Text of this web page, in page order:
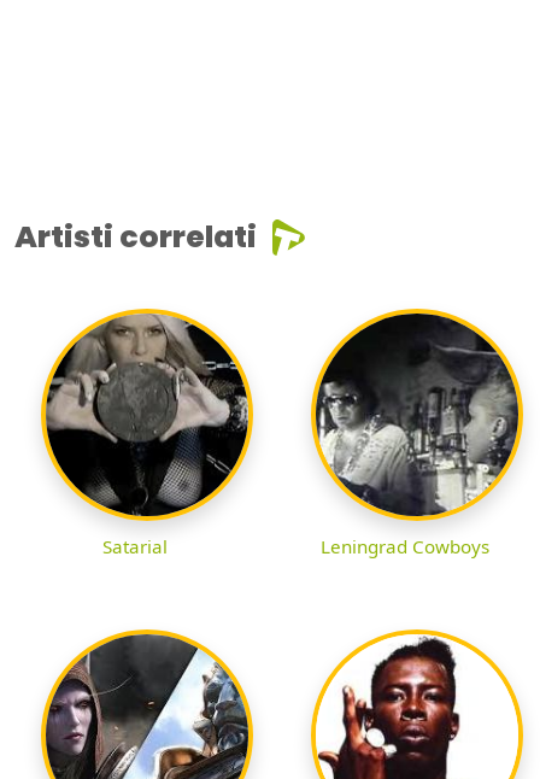
Artisti correlati
Satarial Leningrad Cowboys